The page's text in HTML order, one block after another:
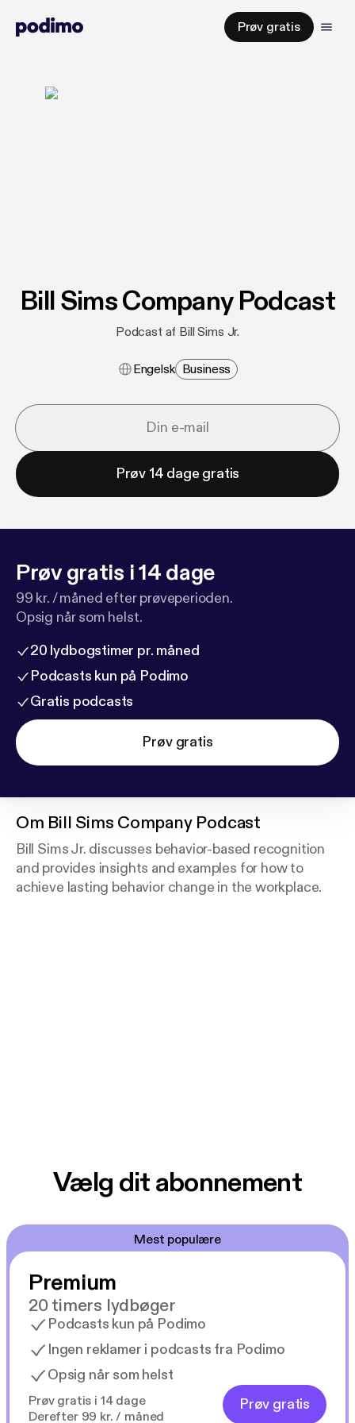
Prøv gratis
Bill Sims Company Podcast
Podcast af Bill Sims Jr.
Engelsk Business
Prøv 14 dage gratis
Prøv gratis i 14 dage
99 kr. / måned efter prøveperioden.
Opsig når som helst.
20 lydbogstimer pr. måned
Podcasts kun på Podimo
Gratis podcasts
Prøv gratis
Om Bill Sims Company Podcast
Bill Sims Jr. discusses behavior-based recognition
and provides insights and examples for how to
achieve lasting behavior change in the workplace.
Vælg dit abonnement
Mest populære
Premium
20 timers lydbøger
Podcasts kun på Podimo
Ingen reklamer i podcasts fra Podimo
Opsig når som helst
Prøv gratis i 14 dage
Derefter 99 kr. / måned
Prøv gratis